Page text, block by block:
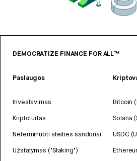
DEMOCRATIZE FINANCE FOR ALL™
Paslaugos
Investavimas
Kriptoturtas
Neterminuoti ateities sandoriai
Užstatymas ("Staking")
Bitcoin
Solana
USDC